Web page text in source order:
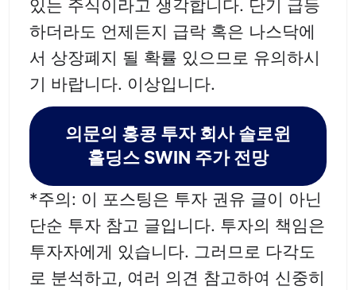
있는 주식이라고 생각합니다. 단기 급등
하더라도 언제든지 급락 혹은 나스닥에
서 상장폐지 될 확률 있으므로 유의하시
기 바랍니다. 이상입니다.
의문의 홍콩 투자 회사 솔로윈
홀딩스 SWIN 주가 전망
*주의: 이 포스팅은 투자 권유 글이 아닌
단순 투자 참고 글입니다. 투자의 책임은
투자자에게 있습니다. 그러므로 다각도
로 분석하고, 여러 의견 참고하여 신중히